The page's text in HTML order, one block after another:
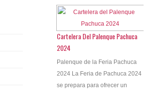
Cartelera Del Palenque Pachuca
2024
Palenque de la Feria Pachuca
2024 La Feria de Pachuca 2024
se prepara para ofrecer un